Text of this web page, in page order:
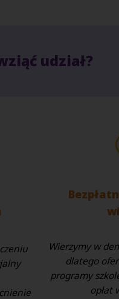
udział?
Wierzymy w
dlatego
programy
opłat